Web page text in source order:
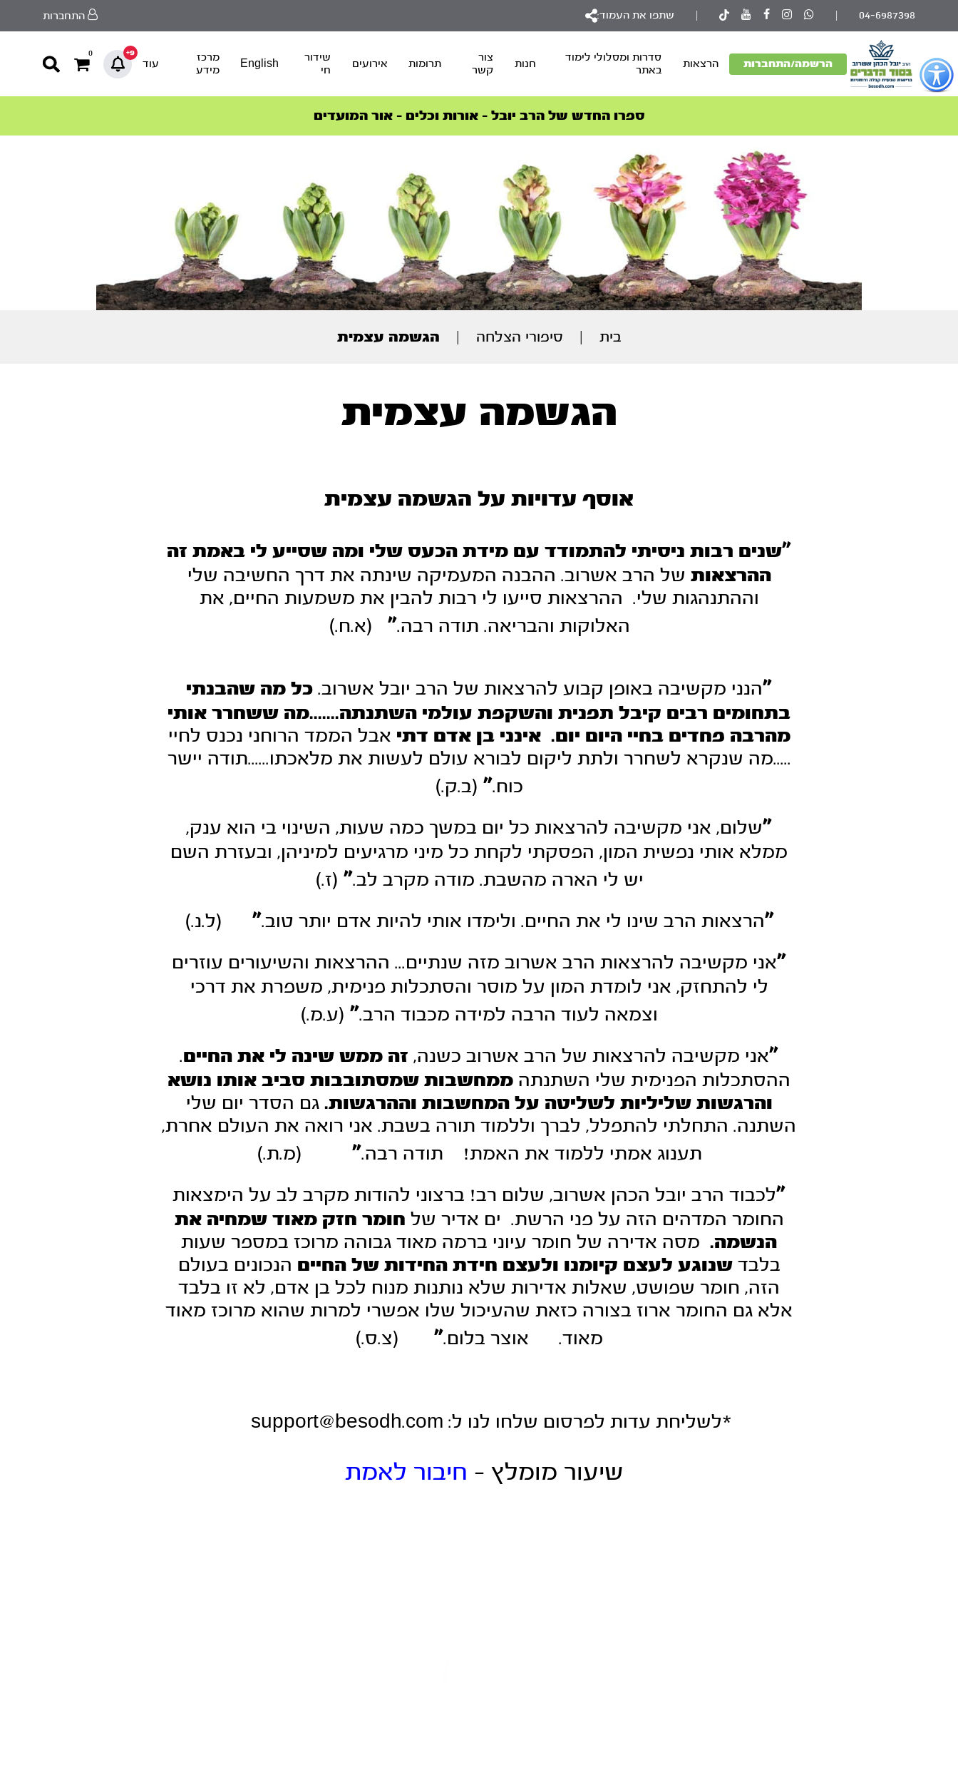
כפתור
לפתיחת
תפריט
נגישות
04-6987398 שתפו את העמוד: התחברות
הרשמה/התחברות הרצאות
סדרות ומסלולי לימוד
באתר
חנות
צור
קשר
תרומות אירועים
שידור
חי
English
מרכז
מידע
עוד
9+
0
סדרות הפודקאסטים
הסדרה המובילה החודש – דרך המלך
ספרו החדש של הרב יובל – אורות וכלים – אור המועדים
הצטרפו למהפכת הבריאות הטבעית >
סדרות הפודקאסטים
הסדרה המובילה החודש – דרך המלך
בית סיפורי הצלחה הגשמה עצמית
הגשמה עצמית
אוסף עדויות על הגשמה עצמית
"שנים רבות ניסיתי להתמודד עם מידת הכעס שלי ומה שסייע לי באמת זה
ההרצאות של הרב אשרוב. ההבנה המעמיקה שינתה את דרך החשיבה שלי
וההתנהגות שלי. ההרצאות סייעו לי רבות להבין את משמעות החיים, את
האלוקות והבריאה. תודה רבה." (א.ח.)
"הנני מקשיבה באופן קבוע להרצאות של הרב יובל אשרוב. כל מה שהבנתי
בתחומים רבים קיבל תפנית והשקפת עולמי השתנתה.......מה ששחרר אותי
מהרבה פחדים בחיי היום יום.אינני בן אדם דתי אבל הממד הרוחני נכנס לחיי
.....מה שנקרא לשחרר ולתת ליקום לבורא עולם לעשות את מלאכתו......תודה יישר
כוח." (ב.ק.)
"שלום, אני מקשיבה להרצאות כל יום במשך כמה שעות, השינוי בי הוא ענק,
ממלא אותי נפשית המון, הפסקתי לקחת כל מיני מרגיעים למיניהן, ובעזרת השם
יש לי הארה מהשבת. מודה מקרב לב." (ז.)
"הרצאות הרב שינו לי את החיים. ולימדו אותי להיות אדם יותר טוב."
(ל.נ.)
"אני מקשיבה להרצאות הרב אשרוב מזה שנתיים... ההרצאות והשיעורים עוזרים
לי להתחזק, אני לומדת המון על מוסר והסתכלות פנימית, משפרת את דרכי
וצמאה לעוד הרבה למידה מכבוד הרב." (ע.מ.)
"אני מקשיבה להרצאות של הרב אשרוב כשנה, זה ממש שינה לי את החיים.
ההסתכלות הפנימית שלי השתנתה ממחשבות שמסתובבות סביב אותו נושא
והרגשות שליליות לשליטה על המחשבות וההרגשות. גם הסדר יום שלי
השתנה. התחלתי להתפלל, לברך וללמוד תורה בשבת. אני רואה את העולם אחרת,
תענוג אמתי ללמוד את האמת! תודה רבה."
(מ.ת.)
"לכבוד הרב יובל הכהן אשרוב, שלום רב! ברצוני להודות מקרב לב על הימצאות
החומר המדהים הזה על פני הרשת. ים אדיר של חומר חזק מאוד שמחיה את
הנשמה. מסה אדירה של חומר עיוני ברמה מאוד גבוהה מרוכז במספר שעות
בלבדשנוגע לעצם קיומנו ולעצם חידת החידות של החיים הנכונים בעולם
הזה, חומר שפושט, שאלות אדירות שלא נותנות מנוח לכל בן אדם, לא זו בלבד
אלא גם החומר ארוז בצורה כזאת שהעיכול שלו אפשרי למרות שהוא מרוכז מאוד
מאוד. אוצר בלום."
(צ.ס.)
*לשליחת עדות לפרסום שלחו לנו ל: support@besodh.com
שיעור מומלץ - חיבור לאמת